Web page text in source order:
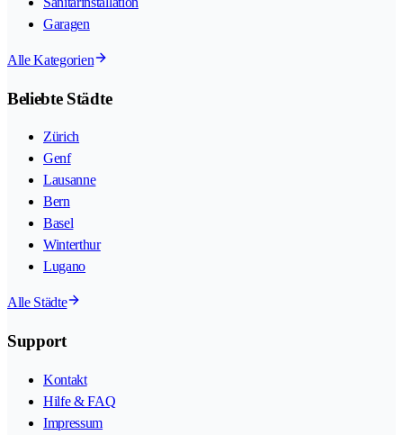
Garagen
Alle Kategorien
Beliebte Städte
Zürich
Genf
Lausanne
Bern
Basel
Winterthur
Lugano
Alle Städte
Support
Kontakt
Hilfe & FAQ
Impressum